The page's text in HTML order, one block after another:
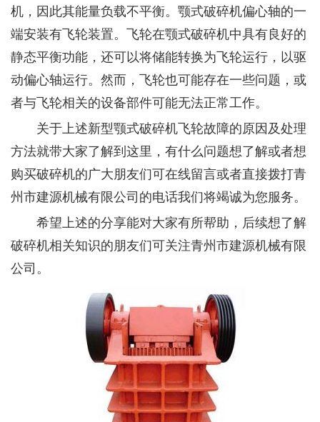
机，因此其能量负载不平衡。颚式破碎机偏心轴的一
端安装有飞轮装置。飞轮在颚式破碎机中具有良好的
静态平衡功能，还可以将储能转换为飞轮运行，以驱
动偏心轴运行。然而，飞轮也可能存在一些问题，或
者与飞轮相关的设备部件可能无法正常工作。
关于上述新型颚式破碎机飞轮故障的原因及处理
方法就带大家了解到这里，有什么问题想了解或者想
购买破碎机的广大朋友们可在线留言或者直接拨打青
州市建源机械有限公司的电话我们将竭诚为您服务。
希望上述的分享能对大家有所帮助，后续想了解
破碎机相关知识的朋友们可关注青州市建源机械有限
公司。